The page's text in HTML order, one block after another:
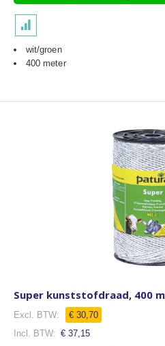
wit/groen
400 meter
Super kunststofdraad, 400
€ 30,70
€ 37,15